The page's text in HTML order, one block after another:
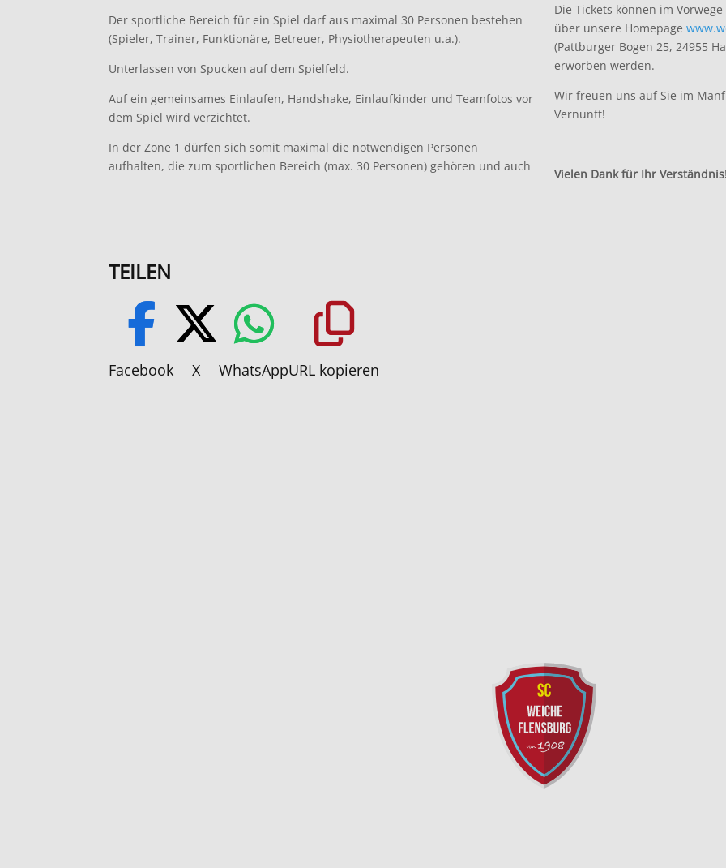
Der sportliche Bereich für ein Spiel darf aus maximal 30 Personen bestehen
(Spieler, Trainer, Funktionäre, Betreuer, Physiotherapeuten u.a.).
Unterlassen von Spucken auf dem Spielfeld.
Auf ein gemeinsames Einlaufen, Handshake, Einlaufkinder und Teamfotos vor
dem Spiel wird verzichtet.
In der Zone 1 dürfen sich somit maximal die notwendigen Personen
aufhalten, die zum sportlichen Bereich (max. 30 Personen) gehören und auch
Die Tickets können im
über unsere Homepage
(Pattburger Bogen 25, 24955
erworben werden.
Wir freuen uns auf Sie im
Vernunft!
Vielen Dank für Ihr
TEILEN
Facebook X WhatsAppURL kopieren